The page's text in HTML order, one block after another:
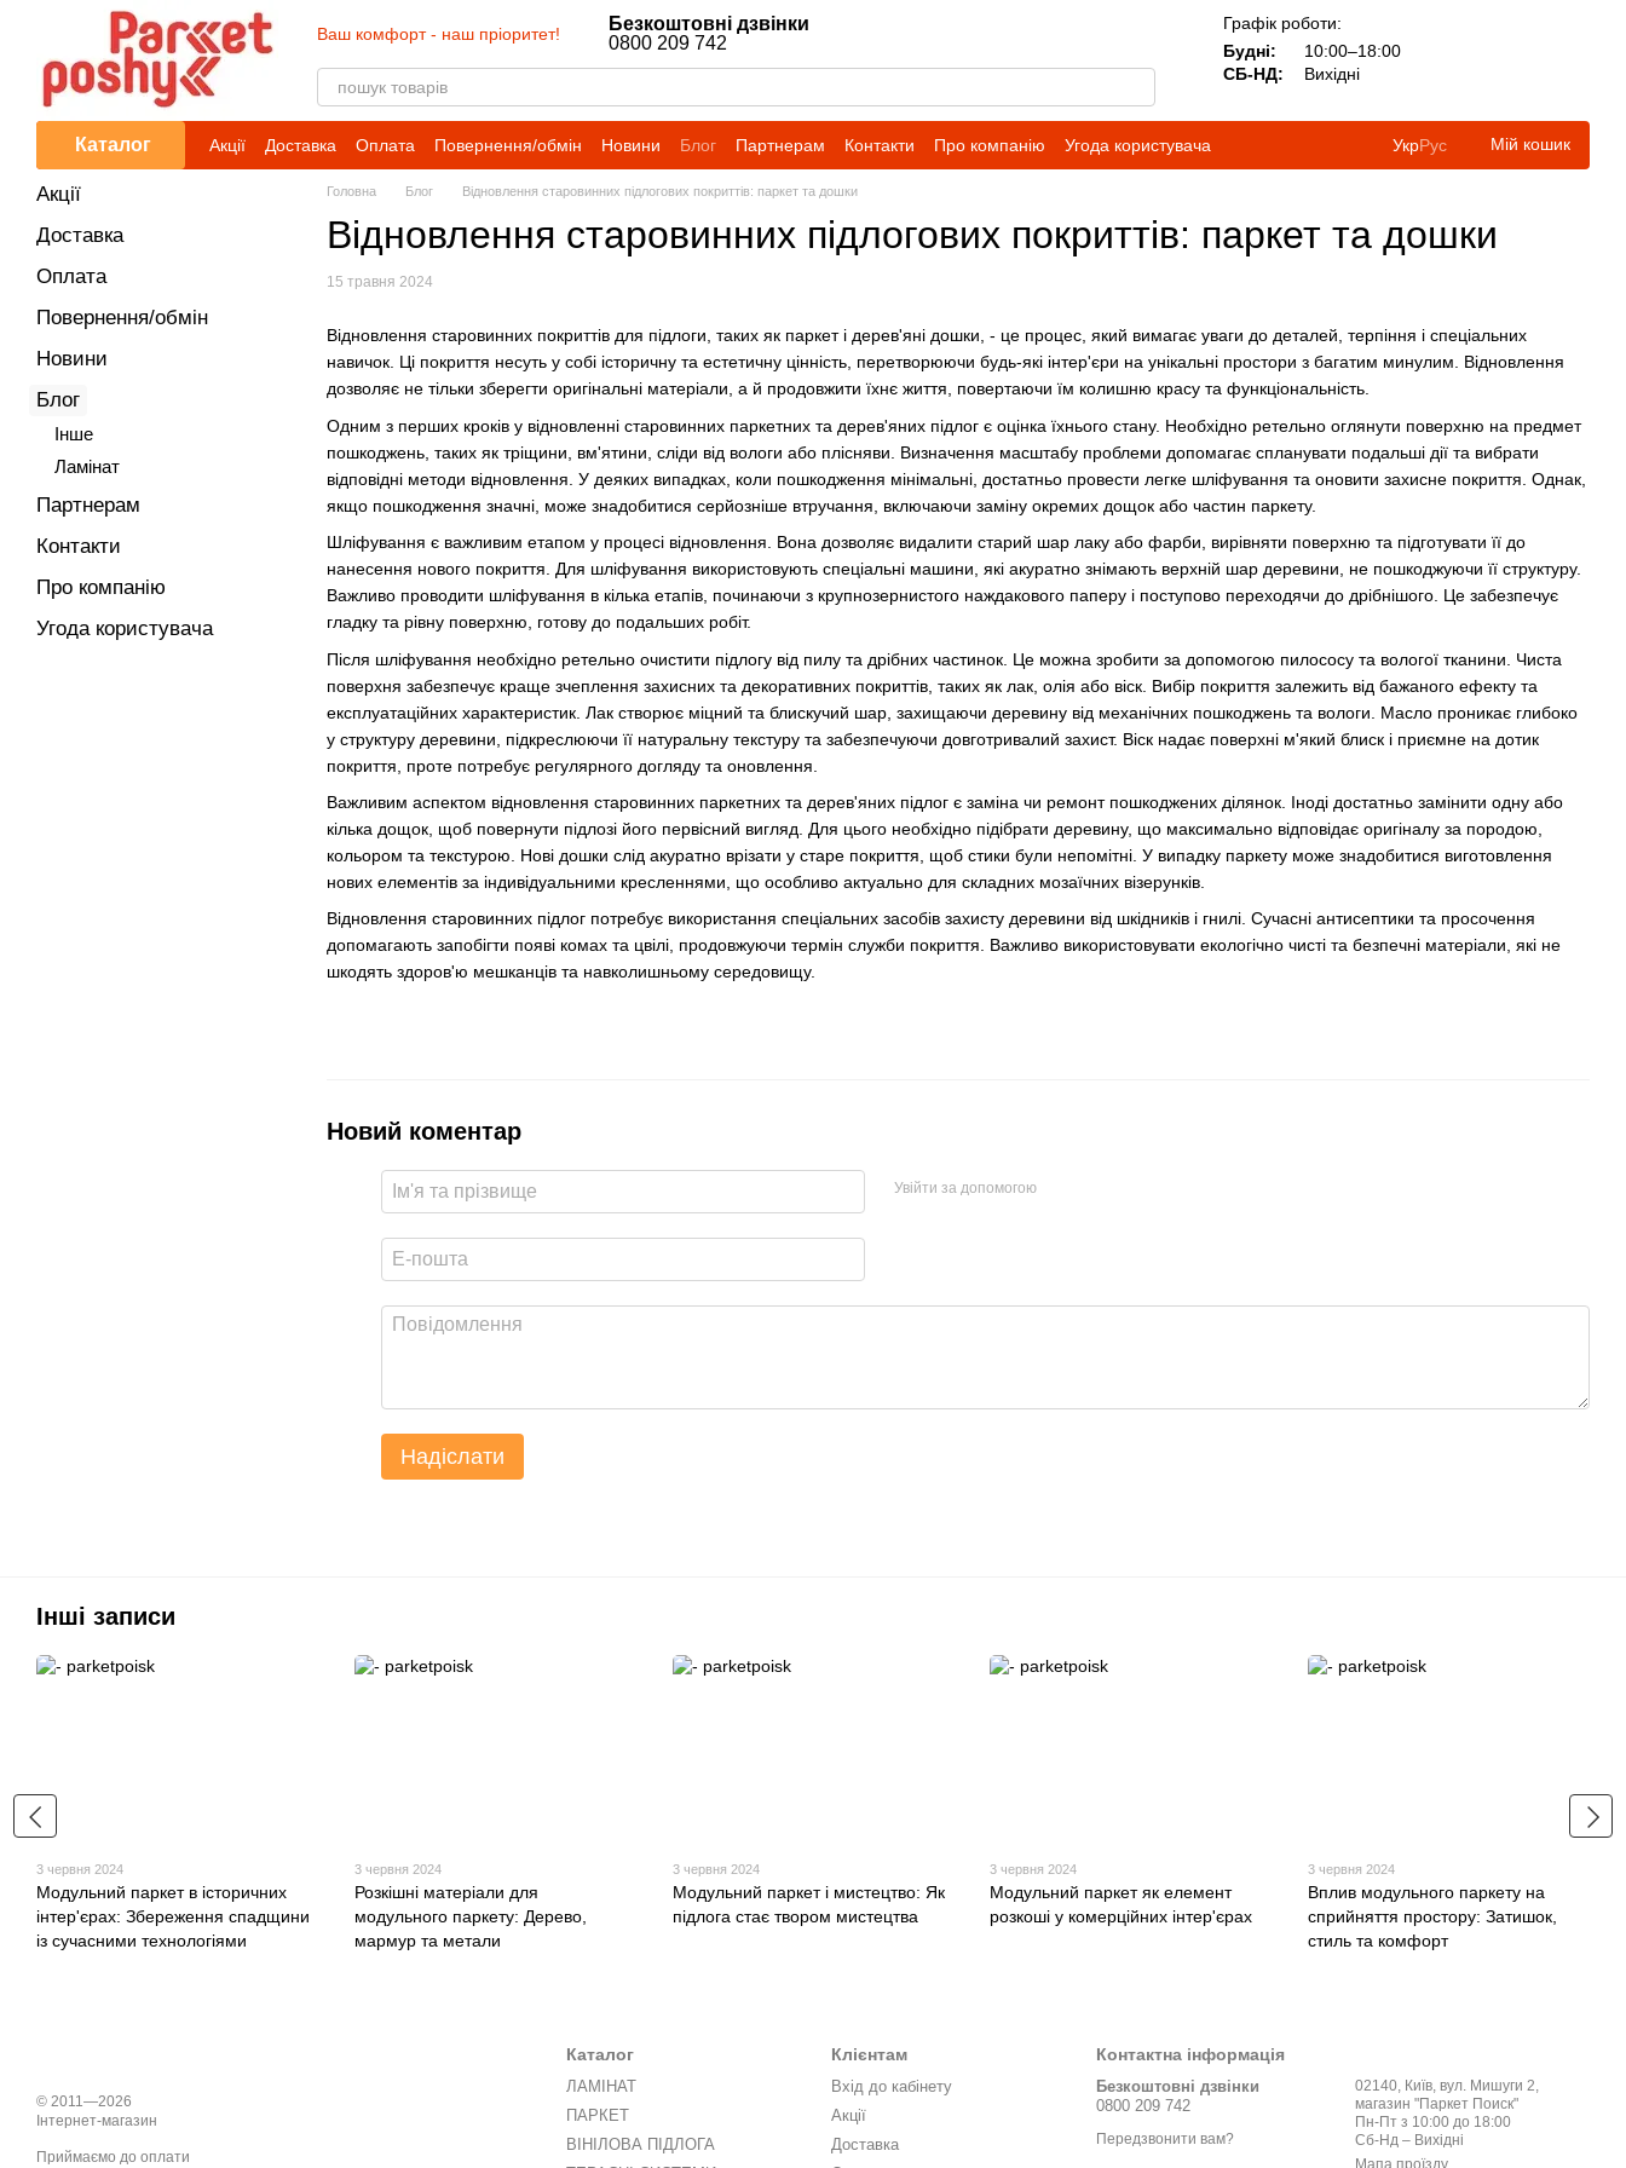
Перейти до основного контенту
Ваш комфорт - наш пріоритет!
Безкоштовні дзвінки
0800 209 742
Графік роботи:
Будні:
10:00–18:00
СБ-НД:
Вихідні
Каталог Акції Доставка Оплата Повернення/обмін Новини Блог Партнерам Контакти Про компанію Угода користувача УкрРус Мій кошик
Головна Блог Відновлення старовинних підлогових покриттів: паркет та дошки
Відновлення старовинних підлогових покриттів: паркет та дошки
15 травня 2024
Відновлення старовинних покриттів для підлоги, таких як паркет і дерев'яні дошки, - це процес, який вимагає уваги до деталей, терпіння і спеціальних
навичок. Ці покриття несуть у собі історичну та естетичну цінність, перетворюючи будь-які інтер'єри на унікальні простори з багатим минулим. Відновлення
дозволяє не тільки зберегти оригінальні матеріали, а й продовжити їхнє життя, повертаючи їм колишню красу та функціональність.
Одним з перших кроків у відновленні старовинних паркетних та дерев'яних підлог є оцінка їхнього стану. Необхідно ретельно оглянути поверхню на предмет
пошкоджень, таких як тріщини, вм'ятини, сліди від вологи або плісняви. Визначення масштабу проблеми допомагає спланувати подальші дії та вибрати
відповідні методи відновлення. У деяких випадках, коли пошкодження мінімальні, достатньо провести легке шліфування та оновити захисне покриття. Однак,
якщо пошкодження значні, може знадобитися серйозніше втручання, включаючи заміну окремих дощок або частин паркету.
Шліфування є важливим етапом у процесі відновлення. Вона дозволяє видалити старий шар лаку або фарби, вирівняти поверхню та підготувати її до
нанесення нового покриття. Для шліфування використовують спеціальні машини, які акуратно знімають верхній шар деревини, не пошкоджуючи її структуру.
Важливо проводити шліфування в кілька етапів, починаючи з крупнозернистого наждакового паперу і поступово переходячи до дрібнішого. Це забезпечує
гладку та рівну поверхню, готову до подальших робіт.
Після шліфування необхідно ретельно очистити підлогу від пилу та дрібних частинок. Це можна зробити за допомогою пилососу та вологої тканини. Чиста
поверхня забезпечує краще зчеплення захисних та декоративних покриттів, таких як лак, олія або віск. Вибір покриття залежить від бажаного ефекту та
експлуатаційних характеристик. Лак створює міцний та блискучий шар, захищаючи деревину від механічних пошкоджень та вологи. Масло проникає глибоко
у структуру деревини, підкреслюючи її натуральну текстуру та забезпечуючи довготривалий захист. Віск надає поверхні м'який блиск і приємне на дотик
покриття, проте потребує регулярного догляду та оновлення.
Важливим аспектом відновлення старовинних паркетних та дерев'яних підлог є заміна чи ремонт пошкоджених ділянок. Іноді достатньо замінити одну або
кілька дощок, щоб повернути підлозі його первісний вигляд. Для цього необхідно підібрати деревину, що максимально відповідає оригіналу за породою,
кольором та текстурою. Нові дошки слід акуратно врізати у старе покриття, щоб стики були непомітні. У випадку паркету може знадобитися виготовлення
нових елементів за індивідуальними кресленнями, що особливо актуально для складних мозаїчних візерунків.
Відновлення старовинних підлог потребує використання спеціальних засобів захисту деревини від шкідників і гнилі. Сучасні антисептики та просочення
допомагають запобігти появі комах та цвілі, продовжуючи термін служби покриття. Важливо використовувати екологічно чисті та безпечні матеріали, які не
шкодять здоров'ю мешканців та навколишньому середовищу.
Новий коментар
Увійти за допомогою
Надіслати
Акції
Доставка
Оплата
Повернення/обмін
Новини
Блог
Iнше
Ламінат
Партнерам
Контакти
Про компанію
Угода користувача
Інші записи
3 червня 2024
Модульний паркет в історичних
інтер'єрах: Збереження спадщини
із сучасними технологіями
3 червня 2024
Розкішні матеріали для
модульного паркету: Дерево,
мармур та метали
3 червня 2024
Модульний паркет і мистецтво: Як
підлога стає твором мистецтва
3 червня 2024
Модульний паркет як елемент
розкоші у комерційних інтер'єрах
3 червня 2024
Вплив модульного паркету на
сприйняття простору: Затишок,
стиль та комфорт
© 2011—2026
Інтернет-магазин
Приймаємо до оплати
Каталог
ЛАМІНАТ
ПАРКЕТ
ВІНІЛОВА ПІДЛОГА
Клієнтам
Вхід до кабінету
Акції
Доставка
Контактна інформація
Безкоштовні дзвінки
0800 209 742
Передзвонити вам?
02140, Київ, вул. Мишуги 2,
магазин "Паркет Поиск"
Пн-Пт з 10:00 до 18:00
Сб-Нд – Вихідні